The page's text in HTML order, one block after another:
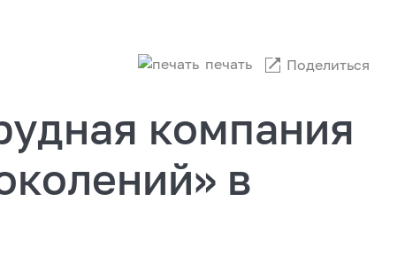
печать Поделиться
компания
в